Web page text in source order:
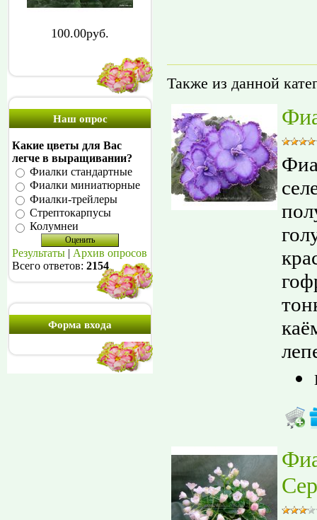
100.00руб.
Наш опрос
Какие цветы для Вас
легче в выращивании?
Фиалки стандартные
Фиалки миниатюрные
Фиалки-трейлеры
Стрептокарпусы
Колумнеи
Результаты
Архив опросов
Всего ответов: 2154
Форма входа
Также из данной